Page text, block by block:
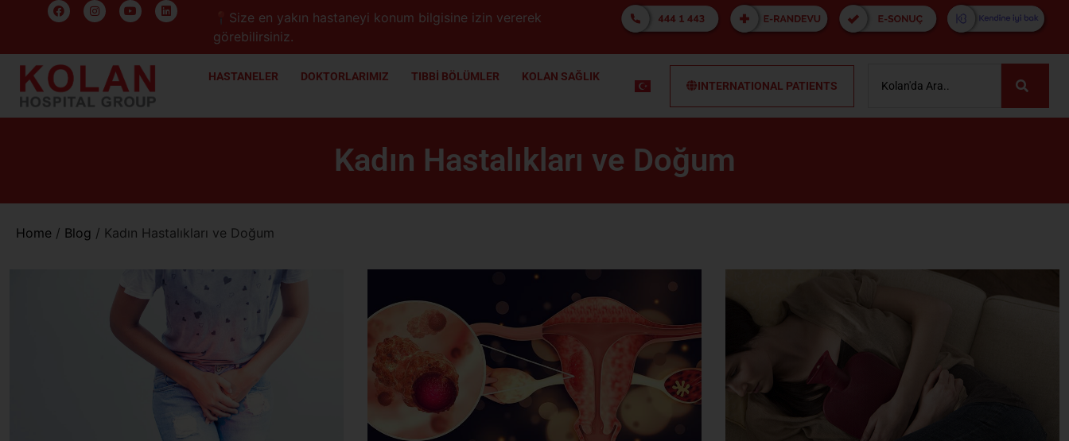
📍Size en yakın hastaneyi konum bilgisine izin vererek
görebilirsiniz.
HASTANELER DOKTORLARIMIZ TIBBİ BÖLÜMLER KOLAN SAĞLIK
INTERNATIONAL PATIENTS
Kadın Hastalıkları ve Doğum
Home / Blog / Kadın Hastalıkları ve Doğum